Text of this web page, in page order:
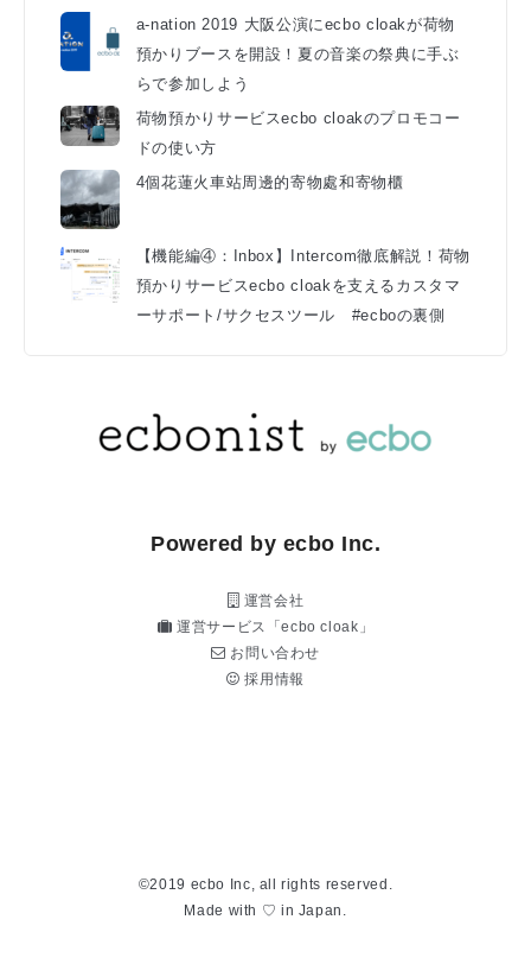
a-nation 2019 大阪公演にecbo cloakが荷物
預かりブースを開設！夏の音楽の祭典に手ぶ
らで参加しよう
荷物預かりサービスecbo cloakのプロモコー
ドの使い方
4個花蓮火車站周邊的寄物處和寄物櫃
【機能編④：Inbox】Intercom徹底解説！荷物
預かりサービスecbo cloakを支えるカスタマ
ーサポート/サクセスツール #ecboの裏側
Powered by ecbo Inc.
運営会社
運営サービス「ecbo cloak」
お問い合わせ
採用情報
©2019 ecbo Inc, all rights reserved.
Made with ♡ in Japan.